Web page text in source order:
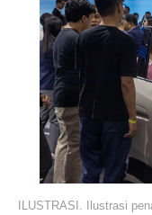
ILUSTRASI. Ilustrasi